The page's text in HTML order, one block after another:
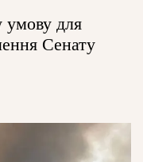
умову для
Сенату